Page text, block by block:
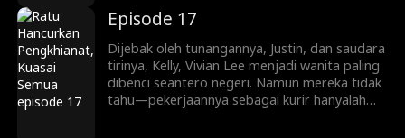
Lee. Mulai dari menjatuhkan lawan lewat
siaran langsung dan konflik keluarga, hingga
melatih Ryan Shaw yang pemalu menjadi
pewaris tangguh, Vivian memainkan
permainan kekuasaan dan balas dendam yang
kejam.
Episode 17
Dijebak oleh tunangannya, Justin, dan saudara
tirinya, Kelly, Vivian Lee menjadi wanita paling
dibenci seantero negeri. Namun mereka tidak
tahu—pekerjaannya sebagai kurir hanyalah